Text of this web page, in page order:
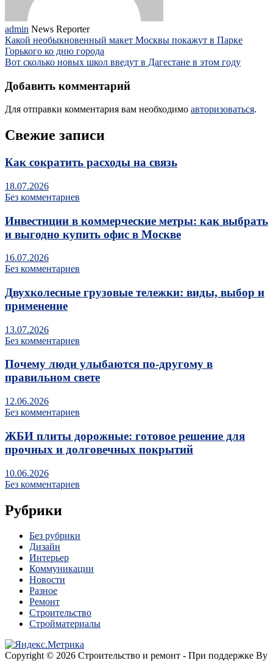
admin News Reporter
Какой необыкновенный макет Москвы покажут в Парке
Горького ко дню города
Вот сколько новых школ введут в Дагестане в этом году
Добавить комментарий
Для отправки комментария вам необходимо авторизоваться.
Свежие записи
Как сократить расходы на связь
18.07.2026
Без комментариев
Инвестиции в коммерческие метры: как выбрать
и выгодно купить офис в Москве
16.07.2026
Без комментариев
Двухколесные грузовые тележки: виды, выбор и
применение
13.07.2026
Без комментариев
Почему люди улыбаются по‑другому в
правильном свете
12.06.2026
Без комментариев
ЖБИ плиты дорожные: готовое решение для
прочных и долговечных покрытий
10.06.2026
Без комментариев
Рубрики
Без рубрики
Дизайн
Интерьер
Коммуникации
Новости
Разное
Ремонт
Строительство
Стройматериалы
Copyright © 2026 Строительство и ремонт - При поддержке By